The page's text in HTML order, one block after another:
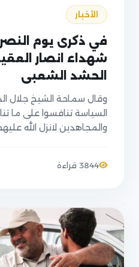
الأخبار
في ذكرى يوم النصر
شهداء انصار
الحشد الشعبي
وقال سماحة الشيخ جلال
السياسة تنافسوا على ما
والمجاهدين لانزل الله
3844 قراءة